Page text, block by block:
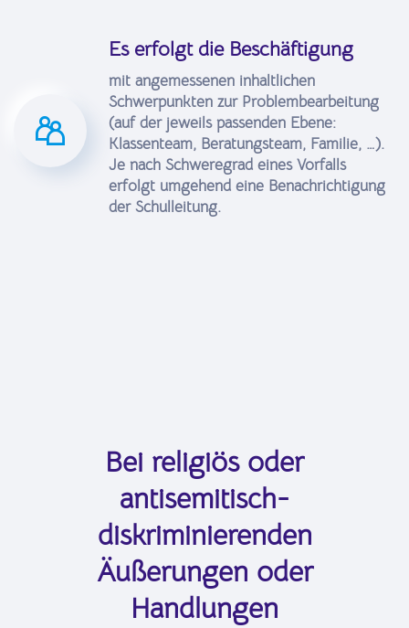
Es erfolgt die Beschäftigung
mit angemessenen inhaltlichen
Schwerpunkten zur Problembearbeitung
(auf der jeweils passenden Ebene:
Klassenteam, Beratungsteam, Familie, …).
Je nach Schweregrad eines Vorfalls
erfolgt umgehend eine Benachrichtigung
der Schulleitung.
Bei religiös oder
antisemitisch-
diskriminierenden
Äußerungen oder
Handlungen